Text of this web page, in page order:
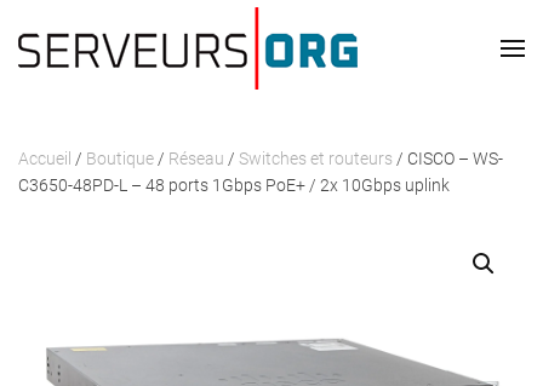
Passer au contenu principal
Accueil / Boutique / Réseau / Switches et routeurs / CISCO – WS-
C3650-48PD-L – 48 ports 1Gbps PoE+ / 2x 10Gbps uplink